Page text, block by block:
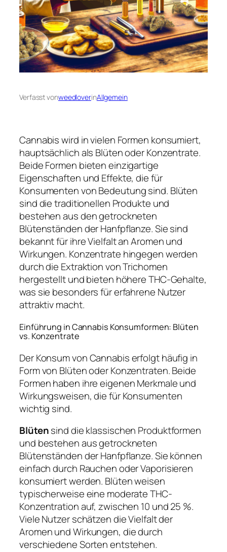
Verfasst vonweedloverinAllgemein
Cannabis wird in vielen Formen konsumiert,
hauptsächlich als Blüten oder Konzentrate.
Beide Formen bieten einzigartige
Eigenschaften und Effekte, die für
Konsumenten von Bedeutung sind. Blüten
sind die traditionellen Produkte und
bestehen aus den getrockneten
Blütenständen der Hanfpflanze. Sie sind
bekannt für ihre Vielfalt an Aromen und
Wirkungen. Konzentrate hingegen werden
durch die Extraktion von Trichomen
hergestellt und bieten höhere THC-Gehalte,
was sie besonders für erfahrene Nutzer
attraktiv macht.
Einführung in Cannabis Konsumformen: Blüten
vs. Konzentrate
Der Konsum von Cannabis erfolgt häufig in
Form von Blüten oder Konzentraten. Beide
Formen haben ihre eigenen Merkmale und
Wirkungsweisen, die für Konsumenten
wichtig sind.
Blütensind die klassischen Produktformen
und bestehen aus getrockneten
Blütenständen der Hanfpflanze. Sie können
einfach durch Rauchen oder Vaporisieren
konsumiert werden. Blüten weisen
typischerweise eine moderate THC-
Konzentration auf, zwischen 10 und 25 %.
Viele Nutzer schätzen die Vielfalt der
Aromen und Wirkungen, die durch
verschiedene Sorten entstehen.